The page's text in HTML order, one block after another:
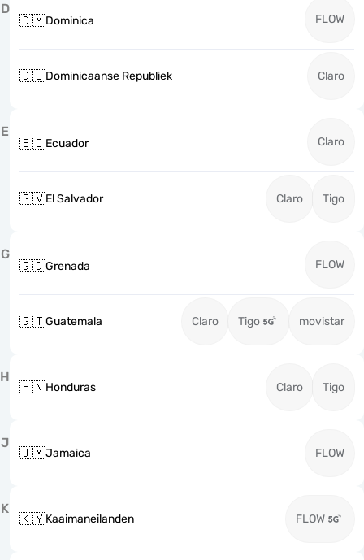
D
🇩🇲Dominica FLOW
🇩🇴Dominicaanse Republiek Claro
E
🇪🇨Ecuador Claro
🇸🇻El Salvador Claro Tigo
G
🇬🇩Grenada FLOW
🇬🇹Guatemala Claro Tigo movistar
H
🇭🇳Honduras Claro Tigo
J
🇯🇲Jamaica FLOW
K
🇰🇾Kaaimaneilanden FLOW